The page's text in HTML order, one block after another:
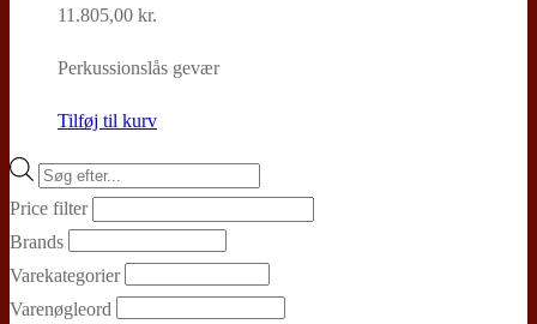
11.805,00 kr.
Perkussionslås gevær
Tilføj til kurv
Products
search
Price filter
Brands
Varekategorier
Varenøgleord